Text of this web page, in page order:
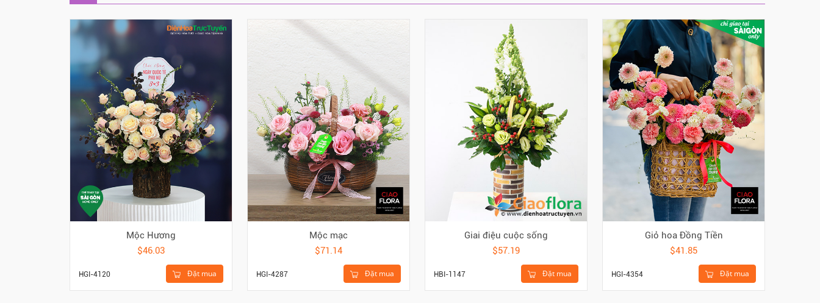
Mộc Hương
$46.03
Đặt mua
HGI-4120
Mộc mạc
$71.14
Đặt mua
HGI-4287
Giai điệu cuộc sống
$57.19
Đặt mua
HBI-1147
Giỏ hoa Đồng Tiền
$41.85
Đặt mua
HGI-4354